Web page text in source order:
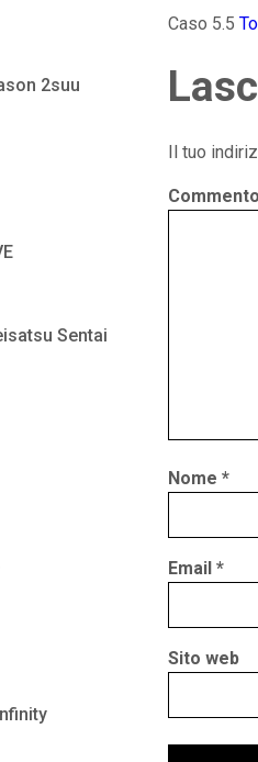
2suu
Sentai
Caso 5.5
Il tuo
Commento
Nome *
Email *
Sito web